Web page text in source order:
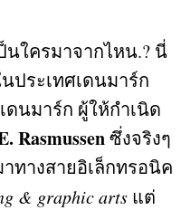
นใครมาจากไหน.? นี่
ประเทศเดนมาร์ก
นมาร์ก ผู้ให้กำเนิด
Rasmussenซึ่งจริงๆ
ทางสายอิเล็กทรอนิค
& graphic arts แต่